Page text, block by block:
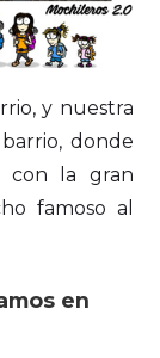
y nuestra
donde
con la gran
famoso al
en